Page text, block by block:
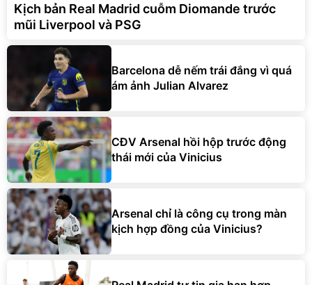
Kịch bản Real Madrid cuỗm Diomande trước
mũi Liverpool và PSG
Barcelona dễ nếm trái đắng vì quá
ám ảnh Julian Alvarez
CĐV Arsenal hồi hộp trước động
thái mới của Vinicius
Arsenal chỉ là công cụ trong màn
kịch hợp đồng của Vinicius?